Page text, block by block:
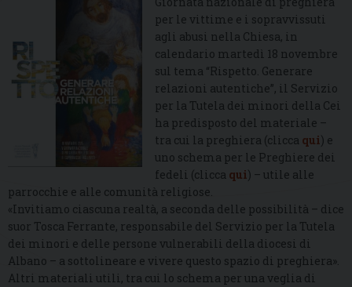
per le vittime e i sopravvissuti
agli abusi nella Chiesa, in
calendario martedì 18 novembre
sul tema “Rispetto. Generare
relazioni autentiche”, il Servizio
per la Tutela dei minori della Cei
ha predisposto del materiale –
tra cui la preghiera (clicca qui) e
uno schema per le Preghiere dei
fedeli (clicca qui) – utile alle
parrocchie e alle comunità religiose.
«Invitiamo ciascuna realtà, a seconda delle possibilità – dice
suor Tosca Ferrante, responsabile del Servizio per la Tutela
dei minori e delle persone vulnerabili della diocesi di
Albano – a sottolineare e vivere questo spazio di preghiera».
Altri materiali utili, tra cui lo schema per una veglia di